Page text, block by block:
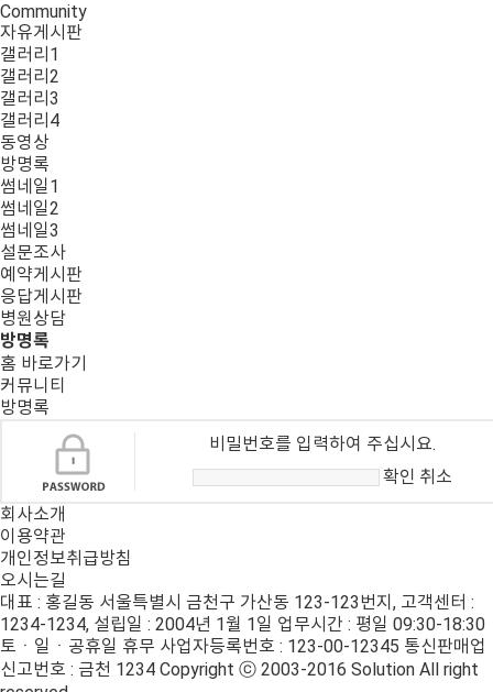
Community
자유게시판
갤러리1
갤러리2
갤러리3
갤러리4
동영상
방명록
썸네일1
썸네일2
썸네일3
설문조사
예약게시판
응답게시판
병원상담
방명록
홈 바로가기
커뮤니티
방명록
비밀번호를 입력하여 주십시요.
확인 취소
회사소개
이용약관
개인정보취급방침
오시는길
대표 : 홍길동 서울특별시 금천구 가산동 123-123번지, 고객센터 :
1234-1234, 설립일 : 2004년 1월 1일 업무시간 : 평일 09:30-18:30
토ㆍ일ㆍ공휴일 휴무 사업자등록번호 : 123-00-12345 통신판매업
신고번호 : 금천 1234 Copyright ⓒ 2003-2016 Solution All right